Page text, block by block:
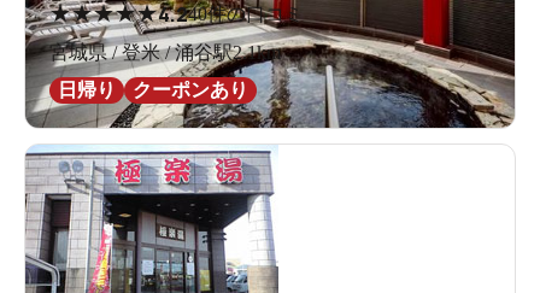
★★★★★4.240件の口コミ
宮城県 / 登米 / 涌谷駅2.1km
日帰り
クーポンあり